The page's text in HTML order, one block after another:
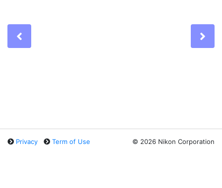
Privacy Term of Use © 2026 Nikon Corporation